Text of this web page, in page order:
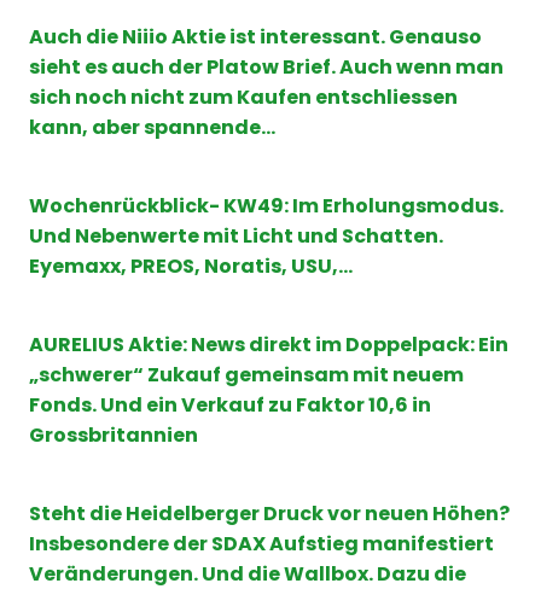
Auch die Niiio Aktie ist interessant. Genauso
sieht es auch der Platow Brief. Auch wenn man
sich noch nicht zum Kaufen entschliessen
kann, aber spannende…
Wochenrückblick- KW49: Im Erholungsmodus.
Und Nebenwerte mit Licht und Schatten.
Eyemaxx, PREOS, Noratis, USU,…
AURELIUS Aktie: News direkt im Doppelpack: Ein
„schwerer“ Zukauf gemeinsam mit neuem
Fonds. Und ein Verkauf zu Faktor 10,6 in
Grossbritannien
Steht die Heidelberger Druck vor neuen Höhen?
Insbesondere der SDAX Aufstieg manifestiert
Veränderungen. Und die Wallbox. Dazu die